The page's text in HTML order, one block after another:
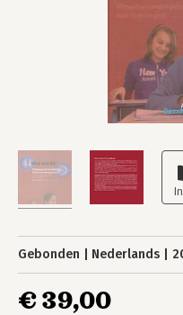
Gebonden Nederlands
€ 39,00